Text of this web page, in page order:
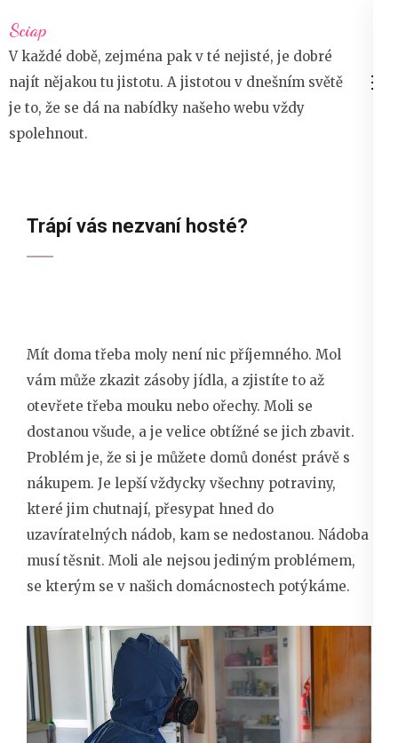
na
obsah
(stiskněte
Enter)
Sciap
V každé době, zejména pak v té nejisté, je dobré
najít nějakou tu jistotu. A jistotou v dnešním světě
je to, že se dá na nabídky našeho webu vždy
spolehnout.
Trápí vás nezvaní hosté?
Mít doma třeba moly není nic příjemného. Mol
vám může zkazit zásoby jídla, a zjistíte to až
otevřete třeba mouku nebo ořechy. Moli se
dostanou všude, a je velice obtížné se jich zbavit.
Problém je, že si je můžete domů donést právě s
nákupem. Je lepší vždycky všechny potraviny,
které jim chutnají, přesypat hned do
uzavíratelných nádob, kam se nedostanou. Nádoba
musí těsnit. Moli ale nejsou jediným problémem,
se kterým se v našich domácnostech potýkáme.